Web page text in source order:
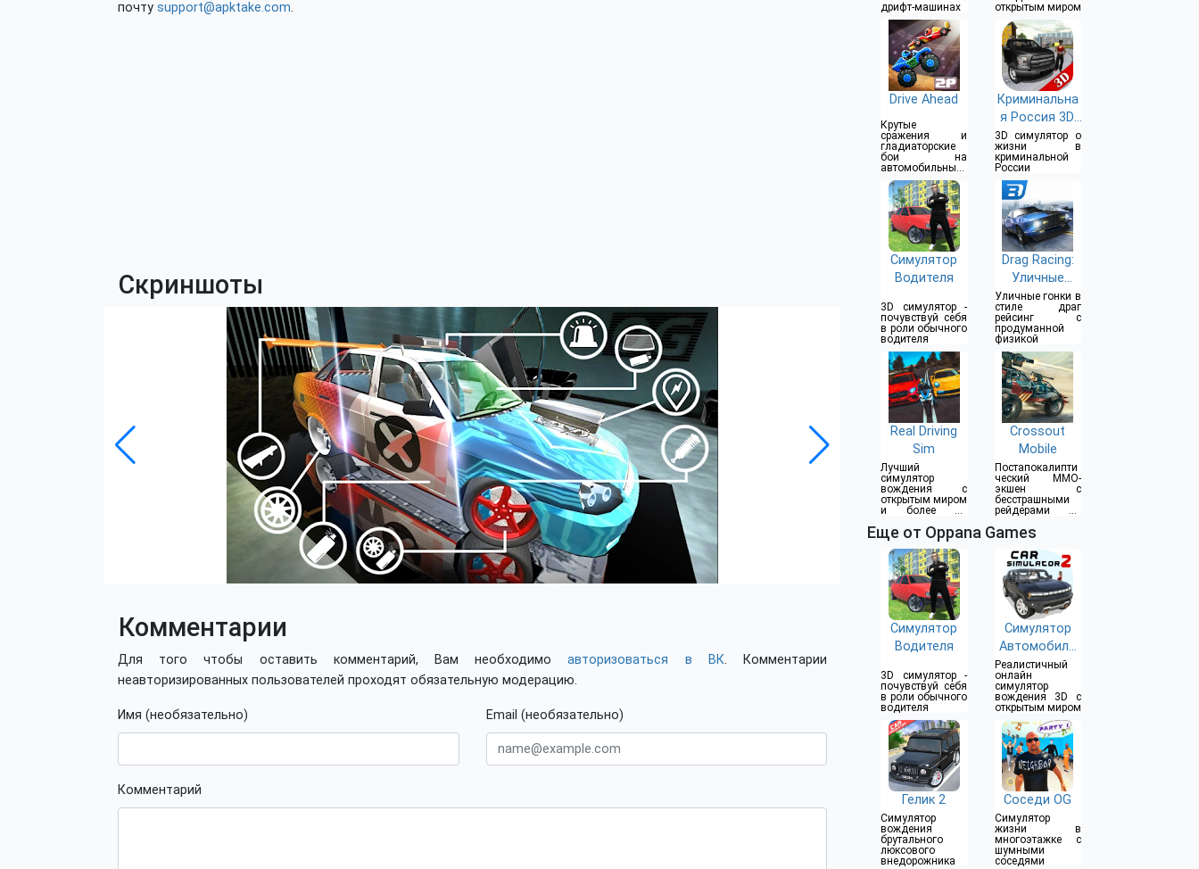
почту support@apktake.com.
Скриншоты
Комментарии
Для того чтобы оставить комментарий, Вам необходимоавторизоваться в ВК. Комментарии
неавторизированных пользователей проходят обязательную модерацию.
Имя (необязательно) Email (необязательно)
Комментарий
дрифт-машинах
открытым миром
Drive Ahead
Крутые
сражения и
гладиаторские
бои на
автомобильные
на арене
Криминальна
я Россия 3D.
Борис
3D симулятор о
жизни в
криминальной
России
Симулятор
Водителя
3D симулятор -
почувствуй себя
в роли обычного
водителя
Drag Racing:
Уличные
гонки
Уличные гонки в
стиле драг
рейсинг с
продуманной
физикой
Real Driving
Sim
Лучший
симулятор
вождения с
открытым миром
и более 80
Crossout
Mobile
Постапокалипти
ческий MMO-
экшен с
бесстрашными
рейдерами на
бронемобилях
Еще от Oppana Games
Симулятор
Водителя
3D симулятор -
почувствуй себя
в роли обычного
водителя
Симулятор
Автомобиля
2
Реалистичный
онлайн
симулятор
вождения 3D с
открытым миром
Гелик 2
Симулятор
вождения
брутального
люксового
внедорожника
Соседи OG
Симулятор
жизни в
многоэтажке с
шумными
соседями